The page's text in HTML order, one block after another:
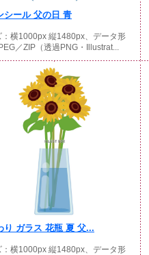
シール 父の日 青
：横1000px 縦1480px、データ形
／ZIP（透過PNG・Illustrat...
り ガラス 花瓶 夏 父...
：横1000px 縦1480px、データ形